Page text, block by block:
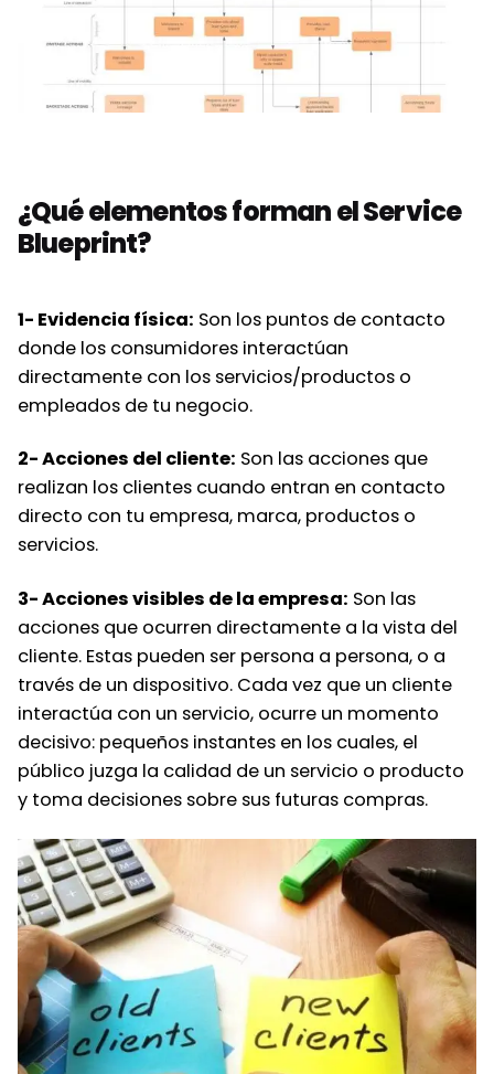
¿Qué elementos forman el Service
Blueprint?
1- Evidencia física: Son los puntos de contacto
donde los consumidores interactúan
directamente con los servicios/productos o
empleados de tu negocio.
2- Acciones del cliente: Son las acciones que
realizan los clientes cuando entran en contacto
directo con tu empresa, marca, productos o
servicios.
3- Acciones visibles de la empresa: Son las
acciones que ocurren directamente a la vista del
cliente. Estas pueden ser persona a persona, o a
través de un dispositivo. Cada vez que un cliente
interactúa con un servicio, ocurre un momento
decisivo: pequeños instantes en los cuales, el
público juzga la calidad de un servicio o producto
y toma decisiones sobre sus futuras compras.